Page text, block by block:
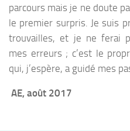
parcours mais je ne doute
le premier surpris. Je suis
trouvailles, et je ne ferai
mes erreurs ; c’est le
qui, j’espère, a guidé mes
AE, août 2017